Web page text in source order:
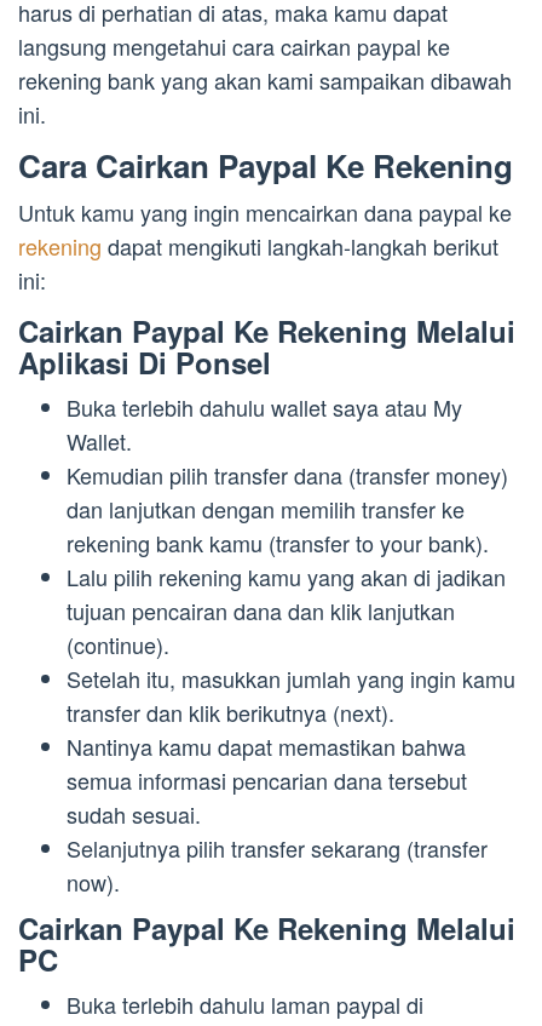
harus di perhatian di atas, maka kamu dapat
langsung mengetahui cara cairkan paypal ke
rekening bank yang akan kami sampaikan dibawah
ini.
Cara Cairkan Paypal Ke Rekening
Untuk kamu yang ingin mencairkan dana paypal ke
rekening dapat mengikuti langkah-langkah berikut
ini:
Cairkan Paypal Ke Rekening Melalui
Aplikasi Di Ponsel
Buka terlebih dahulu wallet saya atau My
Wallet.
Kemudian pilih transfer dana (transfer money)
dan lanjutkan dengan memilih transfer ke
rekening bank kamu (transfer to your bank).
Lalu pilih rekening kamu yang akan di jadikan
tujuan pencairan dana dan klik lanjutkan
(continue).
Setelah itu, masukkan jumlah yang ingin kamu
transfer dan klik berikutnya (next).
Nantinya kamu dapat memastikan bahwa
semua informasi pencarian dana tersebut
sudah sesuai.
Selanjutnya pilih transfer sekarang (transfer
now).
Cairkan Paypal Ke Rekening Melalui
PC
Buka terlebih dahulu laman paypal di